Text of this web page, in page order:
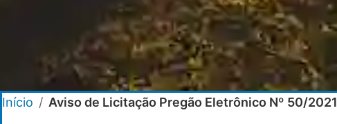
Início / Aviso de Licitação Pregão Eletrônico Nº 50/2021